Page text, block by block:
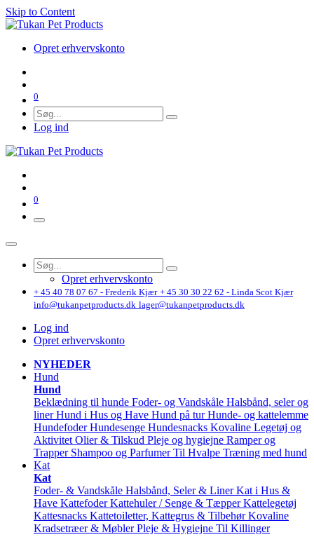
Skip to Content
Opret erhvervskonto
0
Log ind
0
Opret erhvervskonto
+ 45 40 78 07 67 - Frederik Kjær + 45 30 30 22 62 - Linda Scot Kjær
info@tukanpetproducts.dk lager@tukanpetproducts.dk
Log ind
Opret erhvervskonto
NYHEDER
Hund
Hund
Beklædning til hunde Foder- og Vandskåle Halsbånd, seler og
liner Hund i Hus og Have Hund på tur Hunde- og kattelemme
Hundefoder Hundesenge Hundesnacks Kovaline Legetøj og
Aktivitet Olier & Tilskud Pleje og hygiejne Ramper og
Trapper Shampoo og Parfumer Til Hvalpe Træning med hund
Kat
Kat
Foder- & Vandskåle Halsbånd, Seler & Liner Kat i Hus &
Have Kattefoder Kattehuler / Senge & Tæpper Kattelegetøj
Kattesnacks Kattetoiletter, Kattegrus & Tilbehør Kovaline
Kradsetræer & Møbler Pleje & Hygiejne Til Killinger